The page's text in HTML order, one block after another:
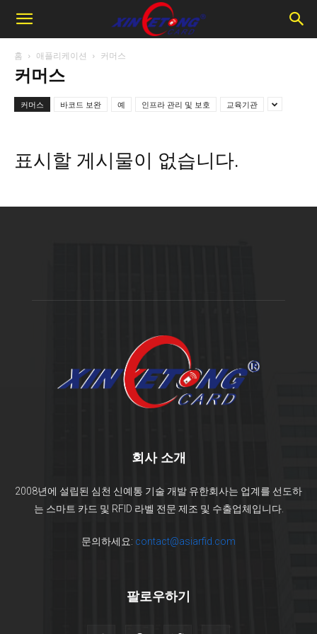
홈 애플리케이션 커머스
커머스
커머스 바코드 보완 예 인프라 관리 및 보호 교육기관
표시할 게시물이 없습니다.
회사 소개
2008년에 설립된 심천 신예통 기술 개발 유한회사는 업계를 선도하
는 스마트 카드 및 RFID 라벨 전문 제조 및 수출업체입니다.
문의하세요: contact@asiarfid.com
팔로우하기